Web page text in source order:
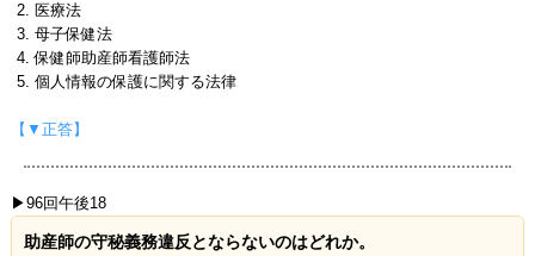
医療法
母子保健法
保健師助産師看護師法
個人情報の保護に関する法律
【▼正答】
▶96回午後18
助産師の守秘義務違反とならないのはどれか。